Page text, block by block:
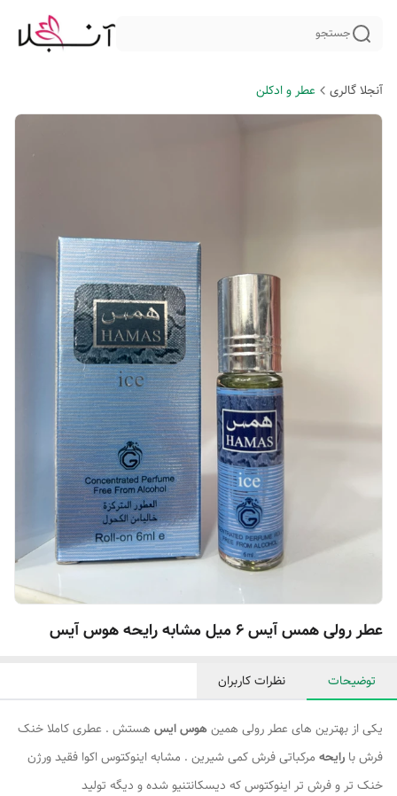
جستجو
آنجلا گالری عطر و ادکلن
عطر رولی همس آیس ۶ میل مشابه رایحه هوس آیس
توضیحات نظرات کاربران
یکی از بهترین های عطر رولی همینهوس ایس هستش . عطری کاملا خنک
فرش با رایحه مرکباتی فرش کمی شیرین . مشابه اینوکتوس اکوا فقید ورژن
خنک تر و فرش تر اینوکتوس که دیسکانتنیو شده و دیگه تولید